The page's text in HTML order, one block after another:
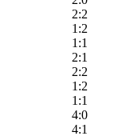
2:2
1:2
1:1
2:1
2:2
1:2
1:1
4:0
4:1